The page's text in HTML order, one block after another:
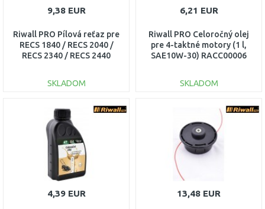
9,38 EUR
Riwall PRO Pílová reťaz pre
RECS 1840 / RECS 2040 /
RECS 2340 / RECS 2440
SKLADOM
DO KOŠÍKA
Porovnať
6,21 EUR
Riwall PRO Celoročný olej
pre 4-taktné motory (1 l,
SAE10W-30) RACC00006
SKLADOM
DO KOŠÍKA
Porovnať
4,39 EUR 13,48 EUR